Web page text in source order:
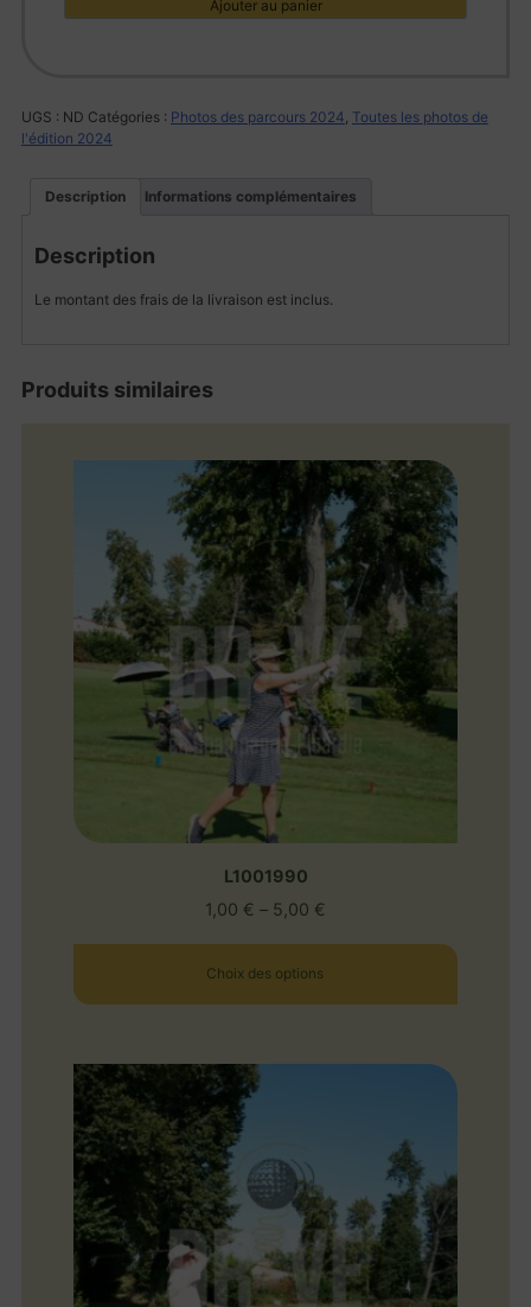
Ajouter au panier
UGS : ND Catégories : Photos des parcours 2024, Toutes les photos de
l'édition 2024
Description Informations complémentaires
Description
Le montant des frais de la livraison est inclus.
Produits similaires
L1001990
1,00 € – 5,00 €
Choix des options